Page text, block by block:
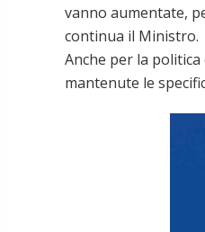
vanno aumentate,
continua il Ministro.
Anche per la
mantenute le